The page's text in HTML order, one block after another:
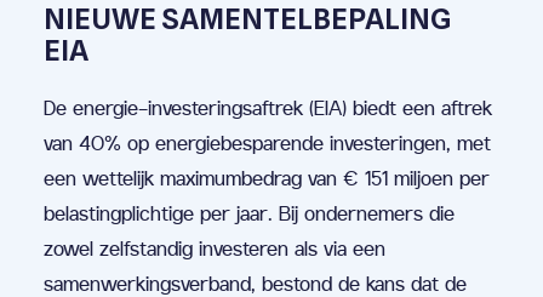
NIEUWE SAMENTELBEPALING
EIA
De energie-investeringsaftrek (EIA) biedt een aftrek
van 40% op energiebesparende investeringen, met
een wettelijk maximumbedrag van € 151 miljoen per
belastingplichtige per jaar. Bij ondernemers die
zowel zelfstandig investeren als via een
samenwerkingsverband, bestond de kans dat de